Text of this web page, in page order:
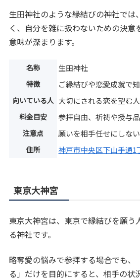
生田神社のような縁結びの神社では
く、自分を雑に扱わないための決意
意味が深まります。
名称 生田神社
特徴 ご縁結びや恋愛成就で
向いている人 大切にされる恋を望む人
料金目安 参拝自由、祈祷や授与
注意点 願いを相手任せにしない
住所 神戸市中央区下山手通1
東京大神宮
東京大神宮は、東京で縁結びを願う
る神社です。
略奪愛の悩みで参拝する場合でも、
る」だけを目的にすると、相手の状